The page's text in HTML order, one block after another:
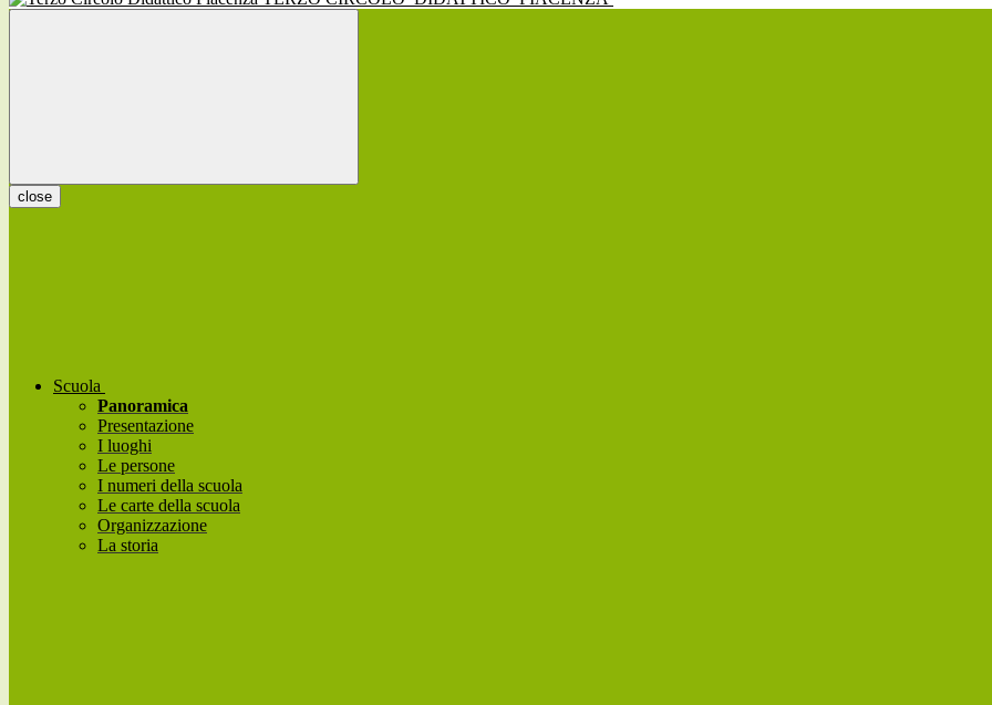
close
Scuola
Panoramica
Presentazione
I luoghi
Le persone
I numeri della scuola
Le carte della scuola
Organizzazione
La storia